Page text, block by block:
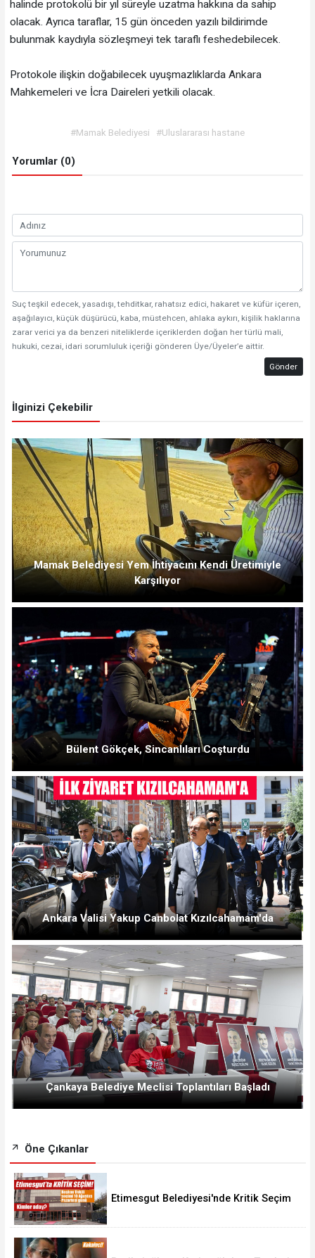
halinde protokolü bir yıl süreyle uzatma hakkına da sahip
olacak. Ayrıca taraflar, 15 gün önceden yazılı bildirimde
bulunmak kaydıyla sözleşmeyi tek taraflı feshedebilecek.
Protokole ilişkin doğabilecek uyuşmazlıklarda Ankara
Mahkemeleri ve İcra Daireleri yetkili olacak.
#Mamak Belediyesi #Uluslararası hastane
Yorumlar (0)
Suç teşkil edecek, yasadışı, tehditkar, rahatsız edici, hakaret ve küfür içeren,
aşağılayıcı, küçük düşürücü, kaba, müstehcen, ahlaka aykırı, kişilik haklarına
zarar verici ya da benzeri niteliklerde içeriklerden doğan her türlü mali,
hukuki, cezai, idari sorumluluk içeriği gönderen Üye/Üyeler’e aittir.
Gönder
İlginizi Çekebilir
Mamak Belediyesi Yem İhtiyacını Kendi Üretimiyle
Karşılıyor
Bülent Gökçek, Sincanlıları Coşturdu
Ankara Valisi Yakup Canbolat Kızılcahamam'da
Çankaya Belediye Meclisi Toplantıları Başladı
Öne Çıkanlar
Etimesgut Belediyesi'nde Kritik Seçim